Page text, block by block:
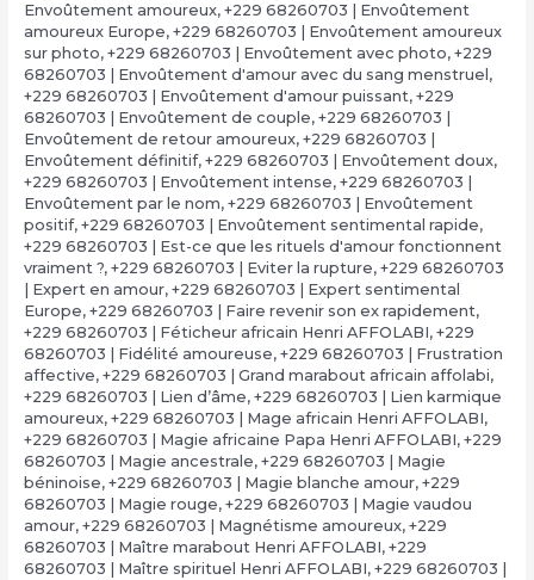
Envoûtement amoureux, +229 68260703 | Envoûtement
amoureux Europe, +229 68260703 | Envoûtement amoureux
sur photo, +229 68260703 | Envoûtement avec photo, +229
68260703 | Envoûtement d'amour avec du sang menstruel ,
+229 68260703 | Envoûtement d'amour puissant, +229
68260703 | Envoûtement de couple, +229 68260703 |
Envoûtement de retour amoureux, +229 68260703 |
Envoûtement définitif, +229 68260703 | Envoûtement doux,
+229 68260703 | Envoûtement intense, +229 68260703 |
Envoûtement par le nom, +229 68260703 | Envoûtement
positif, +229 68260703 | Envoûtement sentimental rapide,
+229 68260703 | Est-ce que les rituels d'amour fonctionnent
vraiment ?, +229 68260703 | Eviter la rupture, +229 68260703
| Expert en amour, +229 68260703 | Expert sentimental
Europe, +229 68260703 | Faire revenir son ex rapidement,
+229 68260703 | Féticheur africain Henri AFFOLABI, +229
68260703 | Fidélité amoureuse, +229 68260703 | Frustration
affective, +229 68260703 | Grand marabout africain affolabi,
+229 68260703 | Lien d’âme, +229 68260703 | Lien karmique
amoureux, +229 68260703 | Mage africain Henri AFFOLABI,
+229 68260703 | Magie africaine Papa Henri AFFOLABI, +229
68260703 | Magie ancestrale, +229 68260703 | Magie
béninoise, +229 68260703 | Magie blanche amour, +229
68260703 | Magie rouge, +229 68260703 | Magie vaudou
amour, +229 68260703 | Magnétisme amoureux, +229
68260703 | Maître marabout Henri AFFOLABI, +229
68260703 | Maître spirituel Henri AFFOLABI, +229 68260703 |